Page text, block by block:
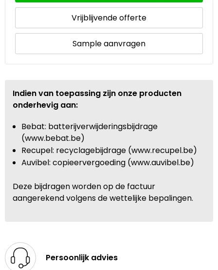
Vrijblijvende offerte
Sample aanvragen
Indien van toepassing zijn onze producten
onderhevig aan:
Bebat: batterijverwijderingsbijdrage
(www.bebat.be)
Recupel: recyclagebijdrage (www.recupel.be)
Auvibel: copieervergoeding (www.auvibel.be)
Deze bijdragen worden op de factuur
aangerekend volgens de wettelijke bepalingen.
Persoonlijk advies